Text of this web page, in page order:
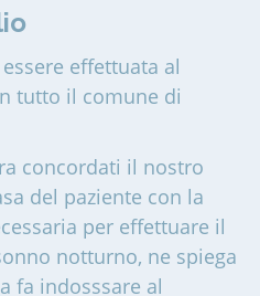
effettuata al
tutto il comune di
concordati il nostro
del paziente con la
per effettuare il
notturno, ne spiega
fa indosssare al